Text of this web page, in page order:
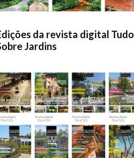
da revista digital Tudo
Jardins